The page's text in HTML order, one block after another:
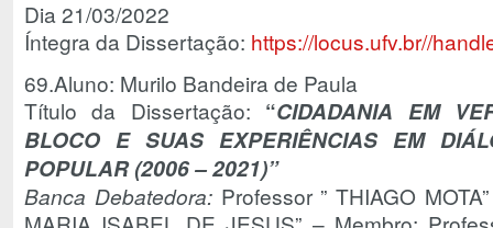
Dia 21/03/2022
Íntegra da Dissertação: https://locus.ufv.br//
69.Aluno: Murilo Bandeira de Paula
Título da Dissertação: “CIDADANIA EM
BLOCO E SUAS EXPERIÊNCIAS EM
POPULAR (2006 – 2021)”
Banca Debatedora: Professor ” THIAGO